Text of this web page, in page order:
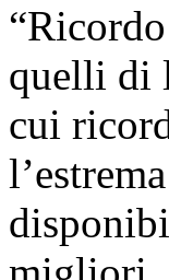
quelli di
cui